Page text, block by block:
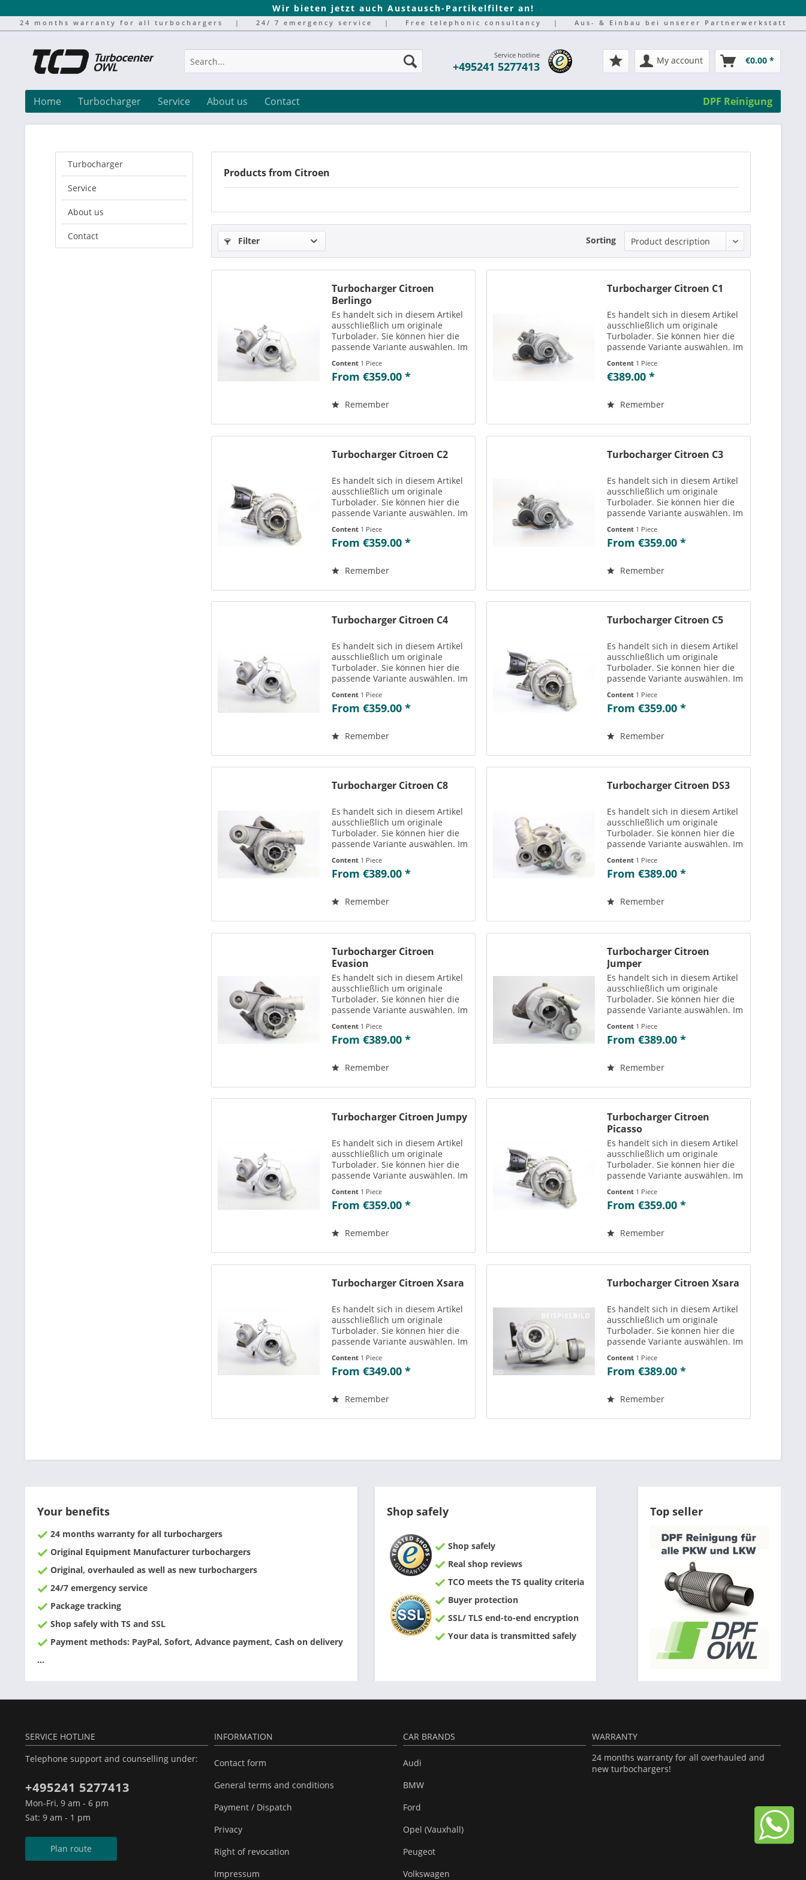
Wir bieten jetzt auch Austausch-Partikelfilter an!
24 months warranty for all turbochargers | 24/ 7 emergency service | Free telephonic consultancy | Aus- & Einbau bei unserer Partnerwerkstatt
Service hotline
+495241 5277413 My account €0.00 *
Home Turbocharger Service About us Contact DPF Reinigung
Turbocharger
Service
About us
Contact
Products from Citroen
Filter Sorting
Turbocharger Citroen
Berlingo
Es handelt sich in diesem Artikel
ausschließlich um originale
Turbolader. Sie können hier die
passende Variante auswählen. Im
Teilenummern“ können Sie die zu
der ausgewählten Variante
einsehen....
Content 1 Piece
From €359.00 *
Remember
Turbocharger Citroen C1
Es handelt sich in diesem Artikel
ausschließlich um originale
Turbolader. Sie können hier die
passende Variante auswählen. Im
Teilenummern“ können Sie die zu
der ausgewählten Variante
einsehen....
Content 1 Piece
€389.00 *
Remember
Turbocharger Citroen C2
Es handelt sich in diesem Artikel
ausschließlich um originale
Turbolader. Sie können hier die
passende Variante auswählen. Im
Teilenummern“ können Sie die zu
der ausgewählten Variante
einsehen....
Content 1 Piece
From €359.00 *
Remember
Turbocharger Citroen C3
Es handelt sich in diesem Artikel
ausschließlich um originale
Turbolader. Sie können hier die
passende Variante auswählen. Im
Teilenummern“ können Sie die zu
der ausgewählten Variante
einsehen....
Content 1 Piece
From €359.00 *
Remember
Turbocharger Citroen C4
Es handelt sich in diesem Artikel
ausschließlich um originale
Turbolader. Sie können hier die
passende Variante auswählen. Im
Teilenummern“ können Sie die zu
der ausgewählten Variante
einsehen....
Content 1 Piece
From €359.00 *
Remember
Turbocharger Citroen C5
Es handelt sich in diesem Artikel
ausschließlich um originale
Turbolader. Sie können hier die
passende Variante auswählen. Im
Teilenummern“ können Sie die zu
der ausgewählten Variante
einsehen....
Content 1 Piece
From €359.00 *
Remember
Turbocharger Citroen C8
Es handelt sich in diesem Artikel
ausschließlich um originale
Turbolader. Sie können hier die
passende Variante auswählen. Im
Teilenummern“ können Sie die zu
der ausgewählten Variante
einsehen....
Content 1 Piece
From €389.00 *
Remember
Turbocharger Citroen DS3
Es handelt sich in diesem Artikel
ausschließlich um originale
Turbolader. Sie können hier die
passende Variante auswählen. Im
Teilenummern“ können Sie die zu
der ausgewählten Variante
einsehen....
Content 1 Piece
From €389.00 *
Remember
Turbocharger Citroen
Evasion
Es handelt sich in diesem Artikel
ausschließlich um originale
Turbolader. Sie können hier die
passende Variante auswählen. Im
Teilenummern“ können Sie die zu
der ausgewählten Variante
einsehen....
Content 1 Piece
From €389.00 *
Remember
Turbocharger Citroen
Jumper
Es handelt sich in diesem Artikel
ausschließlich um originale
Turbolader. Sie können hier die
passende Variante auswählen. Im
Teilenummern“ können Sie die zu
der ausgewählten Variante
einsehen....
Content 1 Piece
From €389.00 *
Remember
Turbocharger Citroen Jumpy
Es handelt sich in diesem Artikel
ausschließlich um originale
Turbolader. Sie können hier die
passende Variante auswählen. Im
Teilenummern“ können Sie die zu
der ausgewählten Variante
einsehen....
Content 1 Piece
From €359.00 *
Remember
Turbocharger Citroen
Picasso
Es handelt sich in diesem Artikel
ausschließlich um originale
Turbolader. Sie können hier die
passende Variante auswählen. Im
Teilenummern“ können Sie die zu
der ausgewählten Variante
einsehen....
Content 1 Piece
From €359.00 *
Remember
Turbocharger Citroen Xsara
Es handelt sich in diesem Artikel
ausschließlich um originale
Turbolader. Sie können hier die
passende Variante auswählen. Im
Teilenummern“ können Sie die zu
der ausgewählten Variante
einsehen....
Content 1 Piece
From €349.00 *
Remember
Turbocharger Citroen Xsara
Es handelt sich in diesem Artikel
ausschließlich um originale
Turbolader. Sie können hier die
passende Variante auswählen. Im
Teilenummern“ können Sie die zu
der ausgewählten Variante
einsehen....
Content 1 Piece
From €389.00 *
Remember
Your benefits
24 months warranty for all turbochargers
Original Equipment Manufacturer turbochargers
Original, overhauled as well as new turbochargers
24/7 emergency service
Package tracking
Shop safely with TS and SSL
Payment methods: PayPal, Sofort, Advance payment, Cash on delivery
...
Shop safely
Shop safely
Real shop reviews
TCO meets the TS quality criteria
Buyer protection
SSL/ TLS end-to-end encryption
Your data is transmitted safely
Top seller
SERVICE HOTLINE
Telephone support and counselling under:
+495241 5277413
Mon-Fri, 9 am - 6 pm
Sat: 9 am - 1 pm
Plan route
INFORMATION
Contact form
General terms and conditions
Payment / Dispatch
Privacy
Right of revocation
Impressum
CAR BRANDS
Audi
BMW
Ford
Opel (Vauxhall)
Peugeot
Volkswagen
WARRANTY
24 months warranty for all overhauled and
new turbochargers!